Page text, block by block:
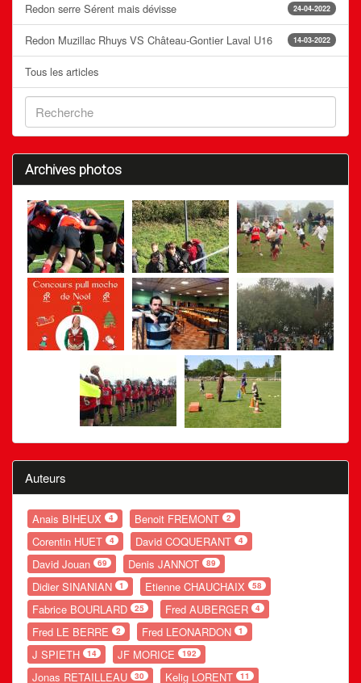
24-04-2022
Redon serre Sérent mais dévisse
14-03-2022
Redon Muzillac Rhuys VS Château-Gontier Laval U16
Tous les articles
Archives photos
Auteurs
Anais BIHEUX 4 Benoit FREMONT 2
Corentin HUET 4 David COQUERANT 4
David Jouan 69 Denis JANNOT 89
Didier SINANIAN 1 Etienne CHAUCHAIX 58
Fabrice BOURLARD 25 Fred AUBERGER 4
Fred LE BERRE 2 Fred LEONARDON 1
J SPIETH 14 JF MORICE 192
Jonas RETAILLEAU 30 Kelig LORENT 11